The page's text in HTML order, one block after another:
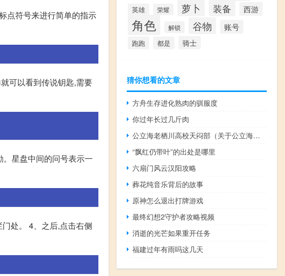
点符号来进行简单的指示
可以看到传说钥匙,需要
星盘中间的问号表示一
处。 4、之后,点击右侧
英雄 荣耀 萝卜 装备 西游
角色 解锁 谷物 账号
跑跑 都是 骑士
猜你想看的文章
方舟生存进化熟肉的驯服度
你过年长过几斤肉
公立海老栖川高校天闷部（关于公立海老栖川高校天闷部的介绍）
“飘红仍带叶”的出处是哪里
六扇门风云汉阳攻略
葬花纯音乐背后的故事
原神怎么退出打牌游戏
最终幻想2守护者攻略视频
消逝的光芒如果重开任务
福建过年有雨吗这几天